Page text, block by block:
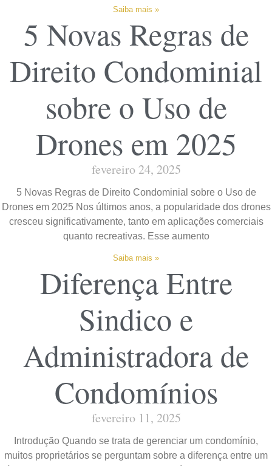
Saiba mais »
5 Novas Regras de
Direito Condominial
sobre o Uso de
Drones em 2025
fevereiro 24, 2025
5 Novas Regras de Direito Condominial sobre o Uso de
Drones em 2025 Nos últimos anos, a popularidade dos drones
cresceu significativamente, tanto em aplicações comerciais
quanto recreativas. Esse aumento
Saiba mais »
Diferença Entre
Sindico e
Administradora de
Condomínios
fevereiro 11, 2025
Introdução Quando se trata de gerenciar um condomínio,
muitos proprietários se perguntam sobre a diferença entre um